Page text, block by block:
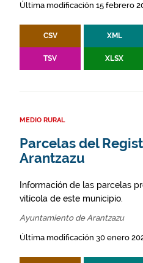
Última modificación 15 febrero
CSV XML
TSV XLSX
MEDIO RURAL
Parcelas del
Arantzazu
Información de las parcelas
vitícola de este municipio.
Ayuntamiento de Arantzazu
Última modificación 30 enero